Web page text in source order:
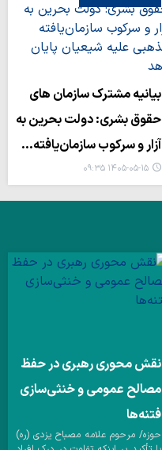
بیانیه مشترک سازمان های
حقوق بشری: دولت بحرین به
آزار و سرکوب سازمان‌یافته…
۱۴۰۵-۰۵-۱۵ ۰۹:۳۵
نقش محوری رهبری در حفظ
مصالح عمومی و خنثی‌سازی
فتنه‌ها
حوزه/ مرحوم علامه مصباح یزدی (ره)